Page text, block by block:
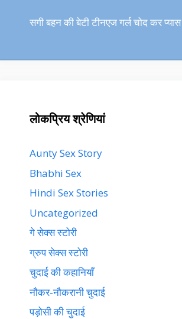
सगी बहन की बेटी टीनएज गर्ल चोद कर
लोकप्रिय श्रेणियां
Aunty Sex Story
Bhabhi Sex
Hindi Sex Stories
Uncategorized
गे सेक्स स्टोरी
ग्रुप सेक्स स्टोरी
चुदाई की कहानियाँ
नौकर-नौकरानी चुदाई
पड़ोसी की चुदाई